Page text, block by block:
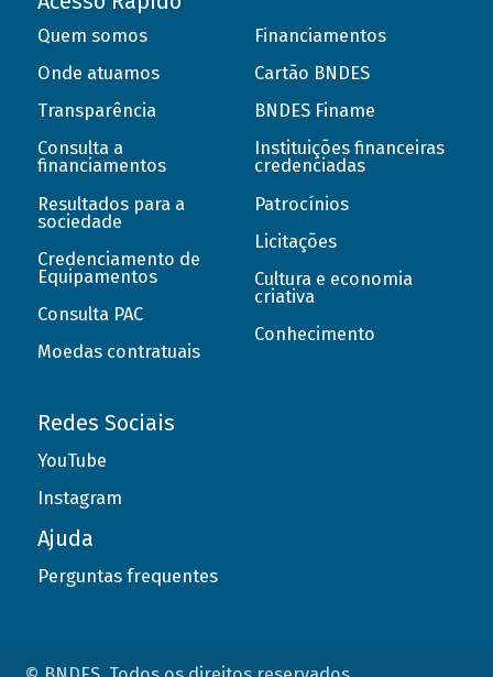
Quem somos
Onde atuamos
Transparência
Consulta a
financiamentos
Resultados para a
sociedade
Credenciamento de
Equipamentos
Consulta PAC
Moedas contratuais
Financiamentos
Cartão BNDES
BNDES Finame
Instituições financeiras
credenciadas
Patrocínios
Licitações
Cultura e economia
criativa
Conhecimento
Redes Sociais
YouTube
Instagram
Ajuda
Perguntas frequentes